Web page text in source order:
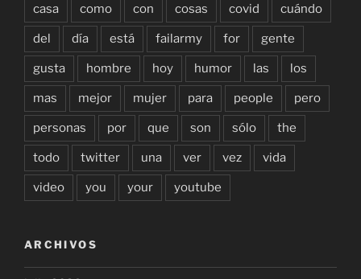
casa como con cosas covid cuándo
del día está failarmy for gente
gusta hombre hoy humor las los
mas mejor mujer para people pero
personas por que son sólo the
todo twitter una ver vez vida
video you your youtube
ARCHIVOS